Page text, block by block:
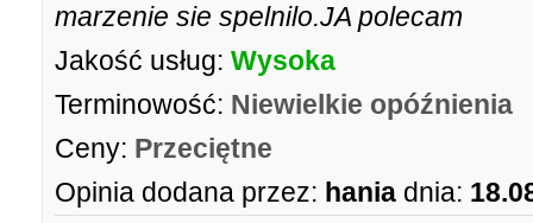
marzenie sie spelnilo.JA polecam
Jakość usług: Wysoka
Terminowość: Niewielkie opóźnienia
Ceny: Przeciętne
Opinia dodana przez: hania dnia: